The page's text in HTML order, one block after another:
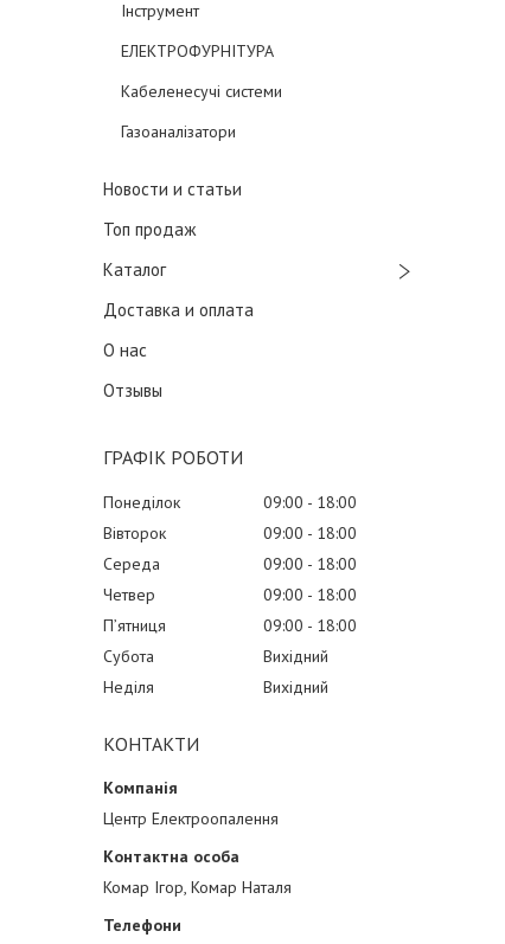
Інструмент
ЕЛЕКТРОФУРНІТУРА
Кабеленесучі системи
Газоаналізатори
Новости и статьи
Топ продаж
Каталог
Доставка и оплата
О нас
Отзывы
ГРАФІК РОБОТИ
Понеділок 09:00
18:00
Вівторок
09:00
18:00
Середа
09:00
18:00
Четвер
09:00
18:00
Пʼятниця
09:00
18:00
Субота
Вихідний
Неділя
Вихідний
КОНТАКТИ
Центр Електроопалення
Комар Ігор, Комар Наталя